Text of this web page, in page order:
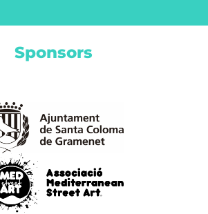
Sponsors